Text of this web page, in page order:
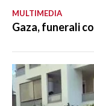
MULTIMEDIA
Gaza, funerali